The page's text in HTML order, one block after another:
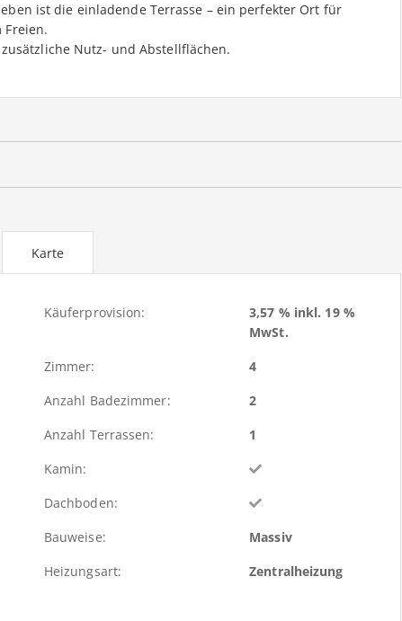
ist die einladende Terrasse – ein perfekter Ort für
Freien.
Nutz- und Abstellflächen.
Karte
Käuferprovision:
3,57 % inkl. 19 %
MwSt.
Zimmer:
4
Anzahl Badezimmer:
2
Anzahl Terrassen:
1
Kamin:
Dachboden:
Bauweise:
Massiv
Heizungsart: Zentralheizung